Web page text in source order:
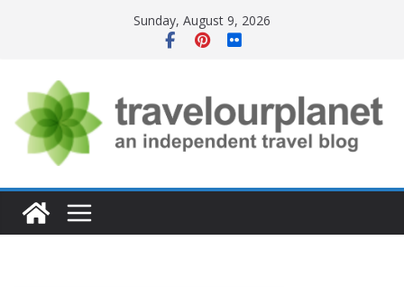
Sunday, August 9, 2026